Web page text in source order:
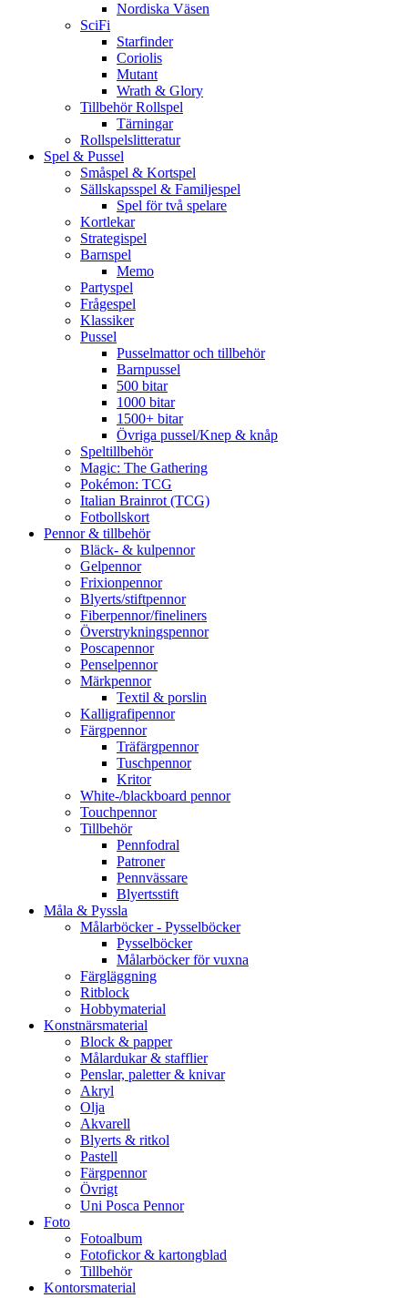
Nordiska Väsen
SciFi
Starfinder
Coriolis
Mutant
Wrath & Glory
Tillbehör Rollspel
Tärningar
Rollspelslitteratur
Spel & Pussel
Småspel & Kortspel
Sällskapsspel & Familjespel
Spel för två spelare
Kortlekar
Strategispel
Barnspel
Memo
Partyspel
Frågespel
Klassiker
Pussel
Pusselmattor och tillbehör
Barnpussel
500 bitar
1000 bitar
1500+ bitar
Övriga pussel/Knep & knåp
Speltillbehör
Magic: The Gathering
Pokémon: TCG
Italian Brainrot (TCG)
Fotbollskort
Pennor & tillbehör
Bläck- & kulpennor
Gelpennor
Frixionpennor
Blyerts/stiftpennor
Fiberpennor/fineliners
Överstrykningspennor
Poscapennor
Penselpennor
Märkpennor
Textil & porslin
Kalligrafipennor
Färgpennor
Träfärgpennor
Tuschpennor
Kritor
White-/blackboard pennor
Touchpennor
Tillbehör
Pennfodral
Patroner
Pennvässare
Blyertsstift
Måla & Pyssla
Målarböcker - Pysselböcker
Pysselböcker
Målarböcker för vuxna
Färgläggning
Ritblock
Hobbymaterial
Konstnärsmaterial
Block & papper
Målardukar & stafflier
Penslar, paletter & knivar
Akryl
Olja
Akvarell
Blyerts & ritkol
Pastell
Färgpennor
Övrigt
Uni Posca Pennor
Foto
Fotoalbum
Fotofickor & kartongblad
Tillbehör
Kontorsmaterial